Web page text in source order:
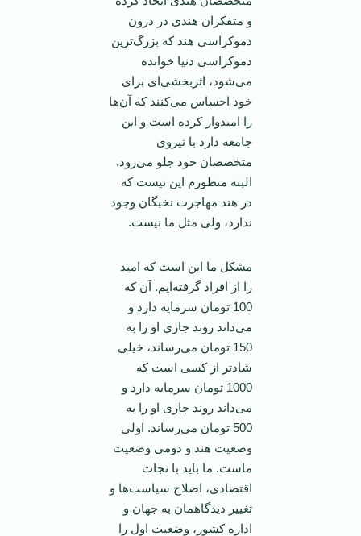
و متفکران هندی در درون
دموکراسی هند که بزرگ‌ترین
دموکراسی دنیا خوانده
می‌شود، اثربخشی‌ای برای
خود احساس می‌کنند که آن‌ها
را امیدوار کرده است و این
جامعه دارد با نیروی
متخصصان خود جلو می‌رود.
البته منظورم این نیست که
در هند مهاجرت نخبگان وجود
ندارد، ولی مثل ما نیست.
مشکل ما این است که امید
را از افراد گرفته‌ایم. آن که
100 تومان سرمایه دارد و
می‌داند روند جاری او را به
150 تومان می‌رساند، خیلی
شادتر از کسی است که
1000 تومان سرمایه دارد و
می‌داند روند جاری او را به
500 تومان می‌رساند. اولی
وضعیت هند و دومی وضعیت
ماست. ما باید با نجات
اقتصادی، اصلاح سیاست‌ها و
تغییر دیدگاهمان به جهان و
اداره کشور، وضعیت اول را